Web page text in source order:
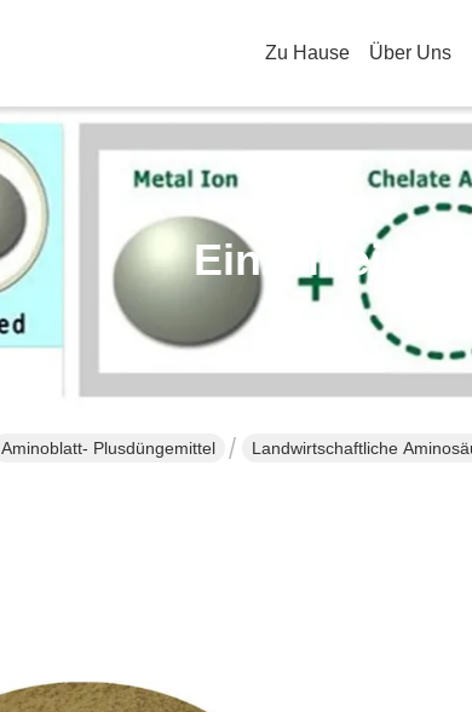
Zu Hause Über Uns
Einzelheiten
Aminoblatt- Plusdüngemittel Landwirtschaftliche